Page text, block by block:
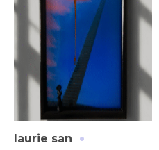
laurie san ·